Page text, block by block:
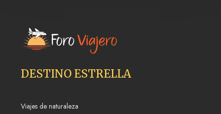
DESTINO ESTRELLA
Viajes de naturaleza